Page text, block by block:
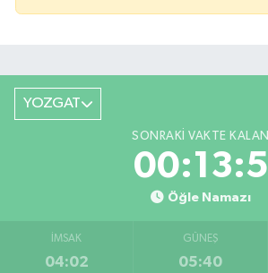
YOZGAT
SONRAKI VAKTE KALAN
00:13:5
Öğle Namazı
İMSAK
04:02
GÜNEŞ
05:40